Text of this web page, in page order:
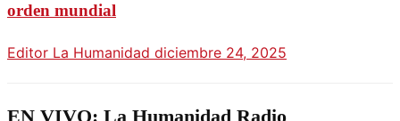
orden mundial
Editor La Humanidad diciembre 24, 2025
EN VIVO: La Humanidad Radio